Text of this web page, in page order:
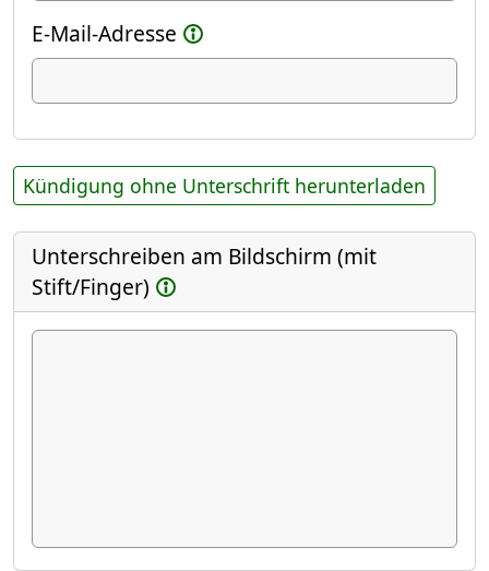
E-Mail-Adresse
Kündigung ohne Unterschrift herunterladen
Unterschreiben am Bildschirm (mit
Stift/Finger)